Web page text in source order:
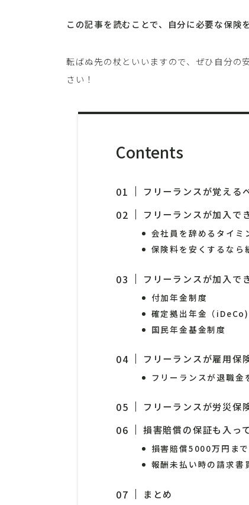
この記事を読むことで、自分に必要な保険
転ばぬ先の杖といいますので、ぜひ自分の
さい！
Contents
フリーランスが覚える
フリーランスが加入で
会社員を辞めるタイミ
保険料を安くするなら
フリーランスが加入で
付加年金制度
確定拠出年金（iDeCo)
国民年金基金制度
フリーランスが雇用保
フリーランスが退職金
フリーランスが労災保
損害賠償の保証も入っ
損害賠償5000万円ま
報酬未払い時の請求書
まとめ